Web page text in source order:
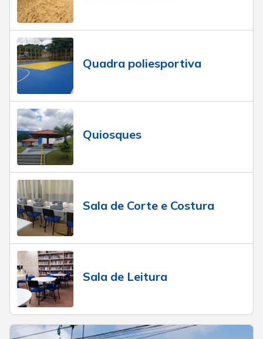
Quadra poliesportiva
Quiosques
Sala de Corte e Costura
Sala de Leitura